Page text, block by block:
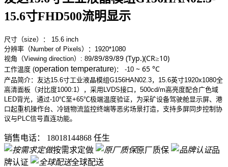
15.6寸FHD500流明显示
尺寸（size）： 15.6 inch
分辨率（Number of Pixels）：1920*1080
视角（Viewing direction）: 89/89/89/89 (Typ.)(CR≥10)
工作温度 (operation temperature)： -10 ~ 65 °C
产品简介：友达15.6寸工业液晶模组G156HAN02.3，15.6英寸1920x1080全
高清面板（对比度1000:1），采用LVDS接口，500cd/m高亮度配合广色域
LED背光，通过-10℃至+65℃极端温度验证，为采矿设备驾驶舱显示屏、港
口起重机操作台、冷链物流监控终端等恶劣场景打造，支持多屏同步控制协
议与PLC信号直连功能。
销售电话： 18018144868 任生
按需求定做
原厂质保
品
牌认证
全球配送